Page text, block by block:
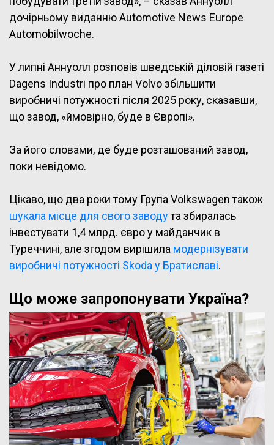
дочірньому виданню Automotive News Europe
Automobilwoche.
У липні Аннуолл розповів шведській діловій газеті
Dagens Industri про план Volvo збільшити
виробничі потужності після 2025 року, сказавши,
що завод, «ймовірно, буде в Європі».
За його словами, де буде розташований завод,
поки невідомо.
Цікаво, що два роки тому Група Volkswagen також
шукала місце для свого заводута збиралась
інвестувати 1,4 млрд. євро у майданчик в
Туреччині, але згодом вирішила модернізувати
виробничі потужності Skoda у Братиславі.
Що може запропонувати Україна?